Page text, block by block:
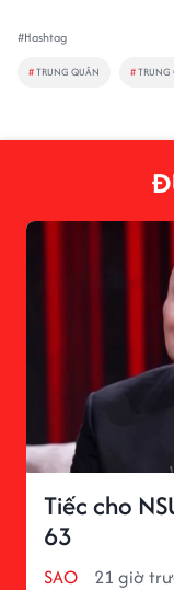
#Hashtag
#TRUNG QUÂN #TRUNG
Tiếc cho
63
SAO 21 giờ